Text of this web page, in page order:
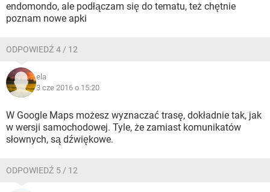
endomondo, ale podłączam się do tematu, też chętnie
poznam nowe apki
ODPOWIEDŹ 4 / 12
ela
3 cze 2016 o 15:20
W Google Maps możesz wyznaczać trasę, dokładnie tak, jak
w wersji samochodowej. Tyle, że zamiast komunikatów
słownych, są dźwiękowe.
ODPOWIEDŹ 5 / 12